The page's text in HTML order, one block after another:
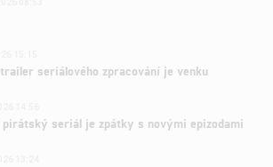
seriálového zpracování je venku
pirátský seriál je zpátky s novými epizodami